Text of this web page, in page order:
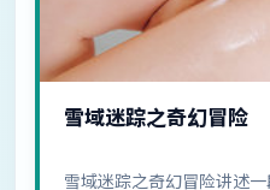
雪域迷踪之奇幻冒险
雪域迷踪之奇幻冒险讲述